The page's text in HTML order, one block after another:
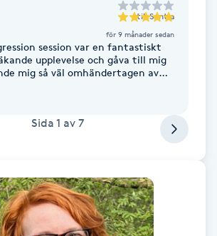
till Sentia
för 9 månader sedan
session var en fantastiskt
upplevelse och gåva till mig
mig så väl omhändertagen av
trygg i processen. Själva sessionen
jag kontakt med starka tidigare
som både läkte och aktiverade på
Sida 1 av 7